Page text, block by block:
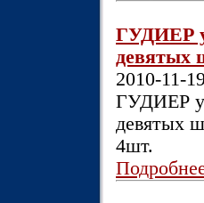
ГУДИЕР
девятых
2010-11-
ГУДИЕР
девятых
4шт.